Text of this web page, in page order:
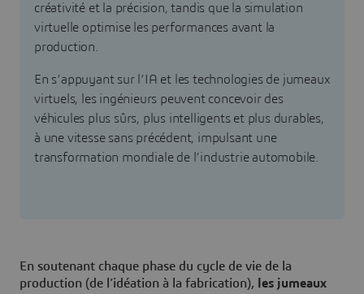
créativité et la précision, tandis que la simulation
virtuelle optimise les performances avant la
production.
En s’appuyant sur l’IA et les technologies de jumeaux
virtuels, les ingénieurs peuvent concevoir des
véhicules plus sûrs, plus intelligents et plus durables,
à une vitesse sans précédent, impulsant une
transformation mondiale de l’industrie automobile.
En soutenant chaque phase du cycle de vie de la
production (de l’idéation à la fabrication),
les jumeaux